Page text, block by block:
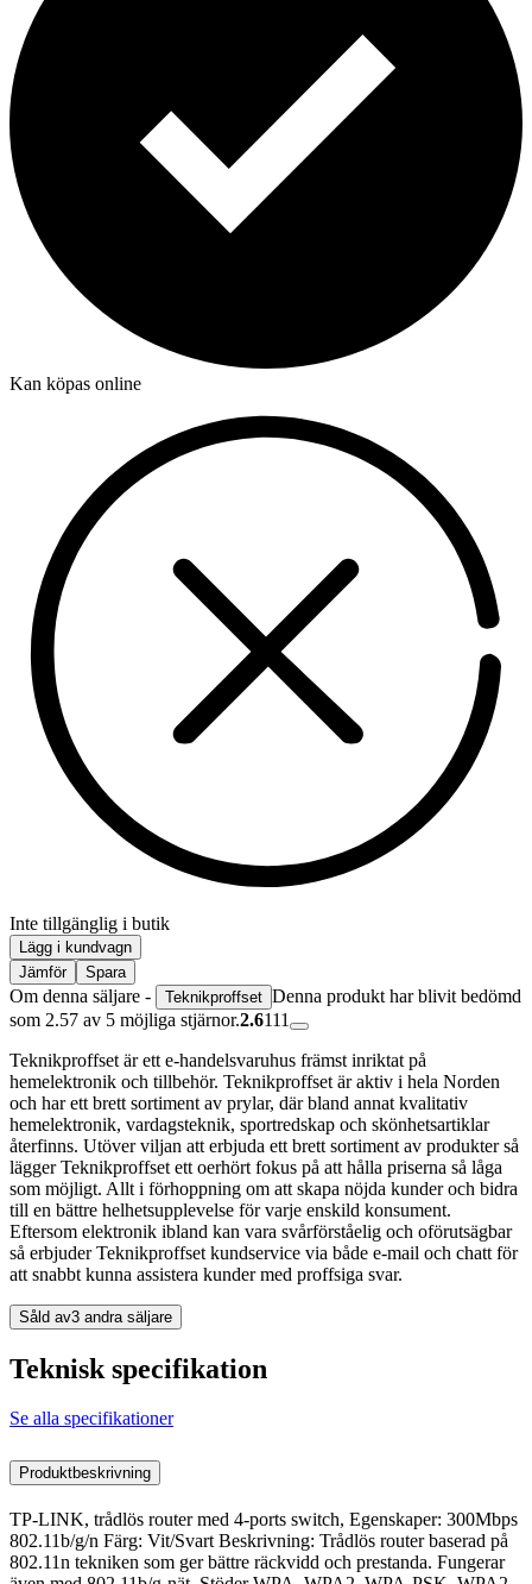
Kan köpas online
Inte tillgänglig i butik
Lägg i kundvagn
Jämför
Spara
Om denna säljare - Teknikproffset Denna produkt har blivit bedömd
som 2.57 av 5 möjliga stjärnor.2.6111
Teknikproffset är ett e-handelsvaruhus främst inriktat på
hemelektronik och tillbehör. Teknikproffset är aktiv i hela Norden
och har ett brett sortiment av prylar, där bland annat kvalitativ
hemelektronik, vardagsteknik, sportredskap och skönhetsartiklar
återfinns. Utöver viljan att erbjuda ett brett sortiment av produkter så
lägger Teknikproffset ett oerhört fokus på att hålla priserna så låga
som möjligt. Allt i förhoppning om att skapa nöjda kunder och bidra
till en bättre helhetsupplevelse för varje enskild konsument.
Eftersom elektronik ibland kan vara svårförståelig och oförutsägbar
så erbjuder Teknikproffset kundservice via både e-mail och chatt för
att snabbt kunna assistera kunder med proffsiga svar.
Såld av3 andra säljare
Teknisk specifikation
Se alla specifikationer
Produktbeskrivning
TP-LINK, trådlös router med 4-ports switch, Egenskaper: 300Mbps
802.11b/g/n Färg: Vit/Svart Beskrivning: Trådlös router baserad på
802.11n tekniken som ger bättre räckvidd och prestanda. Fungerar